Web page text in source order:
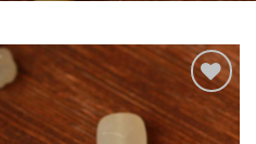
Add to
wishlist